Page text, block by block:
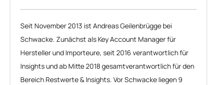
Seit November 2013 ist Andreas Geilenbrügge bei
Schwacke. Zunächst als Key Account Manager für
Hersteller und Importeure, seit 2016 verantwortlich für
Insights und ab Mitte 2018 gesamtverantwortlich für den
Bereich Restwerte & Insights. Vor Schwacke liegen 9